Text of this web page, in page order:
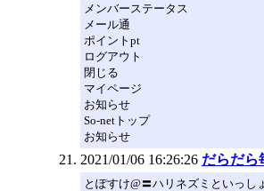
メンバーステータス
メール通
ポイントpt
ログアウト
閉じる
マイページ
お知らせ
So-netトップ
お知らせ
2021/01/06 16:26:26 だらだら
とぽすけ@〓ハリネズミといっし